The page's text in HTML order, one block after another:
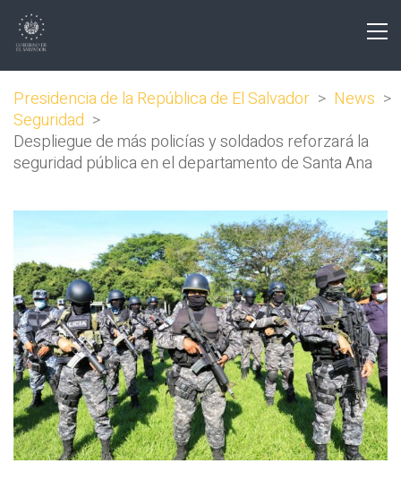
Presidencia de la República de El Salvador > News >
Seguridad >
Despliegue de más policías y soldados reforzará la
seguridad pública en el departamento de Santa Ana